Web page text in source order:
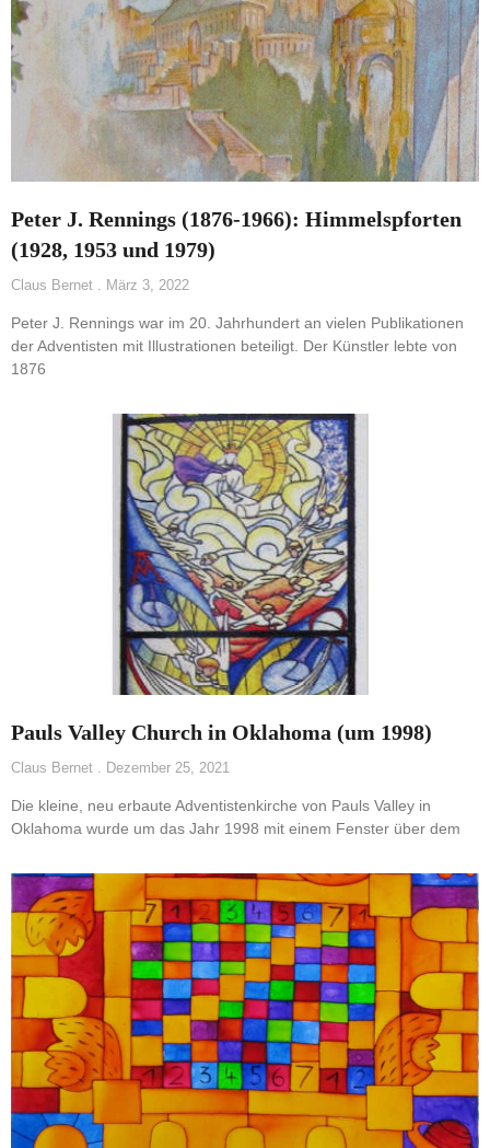
Peter J. Rennings (1876-1966): Himmelspforten
(1928, 1953 und 1979)
Claus Bernet März 3, 2022
Peter J. Rennings war im 20. Jahrhundert an vielen Publikationen
der Adventisten mit Illustrationen beteiligt. Der Künstler lebte von
1876
Pauls Valley Church in Oklahoma (um 1998)
Claus Bernet Dezember 25, 2021
Die kleine, neu erbaute Adventistenkirche von Pauls Valley in
Oklahoma wurde um das Jahr 1998 mit einem Fenster über dem